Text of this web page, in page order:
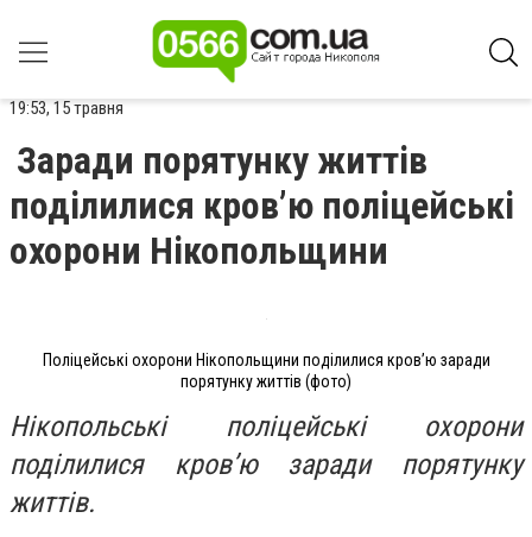
19:53, 15 травня
Заради порятунку життів
поділилися кров’ю поліцейські
охорони Нікопольщини
Поліцейські охорони Нікопольщини поділилися кров’ю заради
порятунку життів (фото)
Нікопольські поліцейські охорони
поділилися кров’ю заради порятунку
життів.